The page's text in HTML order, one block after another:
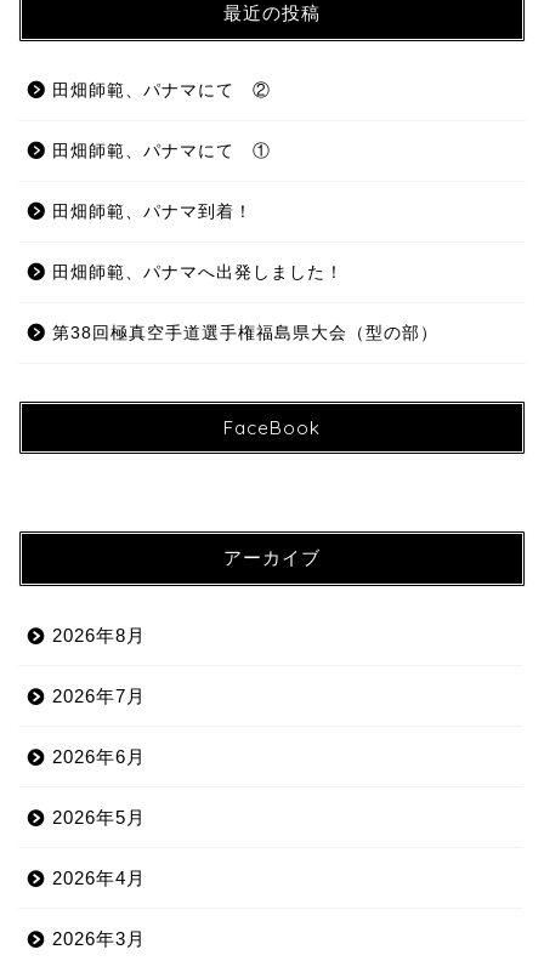
最近の投稿
田畑師範、パナマにて ②
田畑師範、パナマにて ①
田畑師範、パナマ到着！
田畑師範、パナマへ出発しました！
第38回極真空手道選手権福島県大会（型の部）
FaceBook
アーカイブ
2026年8月
2026年7月
2026年6月
2026年5月
2026年4月
2026年3月